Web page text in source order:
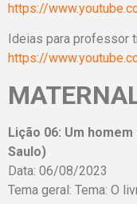
https://
Ideias para professor
https://
Lição 06: Um
Saulo)
Data: 06/08/2023
Tema geral: Tema: O